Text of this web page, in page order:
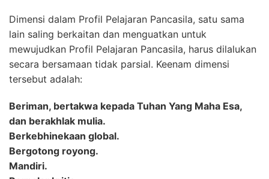
Dimensi dalam Profil Pelajaran Pancasila, satu sama
lain saling berkaitan dan menguatkan untuk
mewujudkan Profil Pelajaran Pancasila, harus dilalukan
secara bersamaan tidak parsial. Keenam dimensi
tersebut adalah:
Beriman, bertakwa kepada Tuhan Yang Maha Esa,
dan berakhlak mulia.
Berkebhinekaan global.
Bergotong royong.
Mandiri.